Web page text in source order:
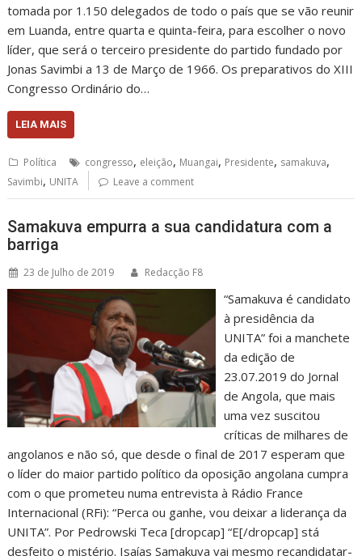
tomada por 1.150 delegados de todo o país que se vão reunir
em Luanda, entre quarta e quinta-feira, para escolher o novo
líder, que será o terceiro presidente do partido fundado por
Jonas Savimbi a 13 de Março de 1966. Os preparativos do XIII
Congresso Ordinário do…
LEIA MAIS
Política congresso, eleição, Muangai, Presidente, samakuva,
Savimbi, UNITA Leave a comment
Samakuva empurra a sua candidatura com a
barriga
23 de Julho de 2019 Redacção F8
“Samakuva é candidato
à presidência da
UNITA” foi a manchete
da edição de
23.07.2019 do Jornal
de Angola, que mais
uma vez suscitou
críticas de milhares de
angolanos e não só, que desde o final de 2017 esperam que
o líder do maior partido político da oposição angolana cumpra
com o que prometeu numa entrevista à Rádio France
Internacional (RFi): “Perca ou ganhe, vou deixar a liderança da
UNITA”. Por Pedrowski Teca [dropcap] “E[/dropcap] stá
desfeito o mistério. Isaías Samakuva vai mesmo recandidatar-